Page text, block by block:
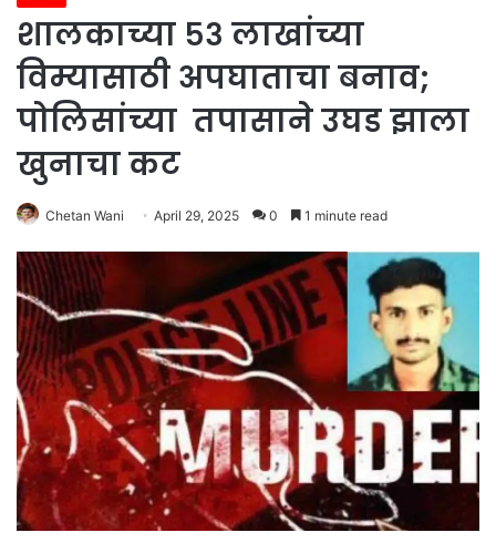
शालकाच्या ५३ लाखांच्या
विम्यासाठी अपघाताचा बनाव;
पोलिसांच्या तपासाने उघड झाला
खुनाचा कट
Chetan Wani April 29, 2025 0 1 minute read